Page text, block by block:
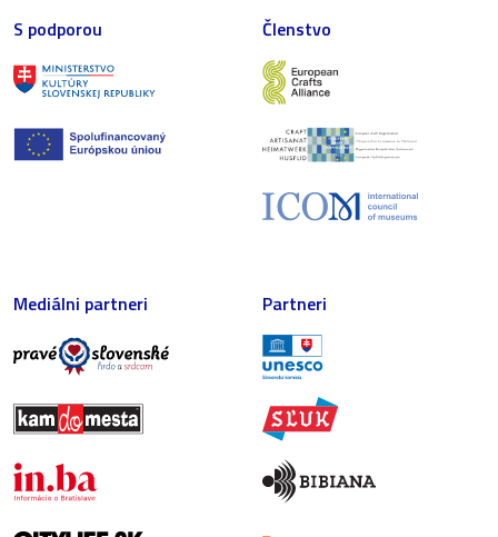
S podporou Členstvo
Mediálni partneri Partneri